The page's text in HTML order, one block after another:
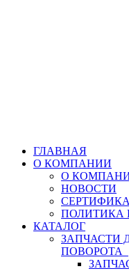
ГЛАВНАЯ
О КОМПАНИИ
О
НОВОСТИ
ПОЛИТИКА
КАТАЛОГ
ЗАПЧАСТИ
ПОВОРОТА